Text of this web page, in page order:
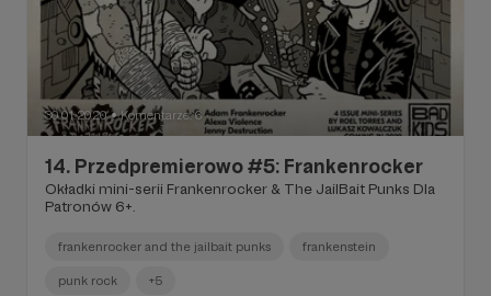
30.01.2020 ● Komentarze: 6
14. Przedpremierowo #5: Frankenrocker
Okładki mini-serii Frankenrocker & The JailBait Punks Dla
Patronów 6+.
frankenrocker and the jailbait punks frankenstein
punk rock +5